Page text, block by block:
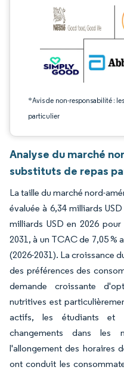
*Avis de non-responsabilité :
particulier
Analyse du marché
substituts de repas
La taille du marché nord-
évaluée à 6,34 milliards
milliards USD en 2026
2031, à un TCAC de 7,05 %
(2026-2031). La croissance
des préférences des
demande croissante
nutritives est
actifs, les étudiants et
changements dans les
l'allongement des horaires
ont conduit les